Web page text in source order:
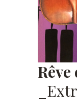
Rêve